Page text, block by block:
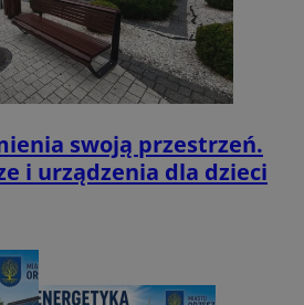
swoją przestrzeń.
i urządzenia dla dzieci